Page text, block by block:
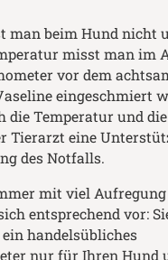
man beim Hund nicht
misst man im
vor dem
eingeschmiert
die Temperatur und
Tierarzt eine
des Notfalls.
mit viel
entsprechend vor:
handelsübliches
nur für Ihren Hund